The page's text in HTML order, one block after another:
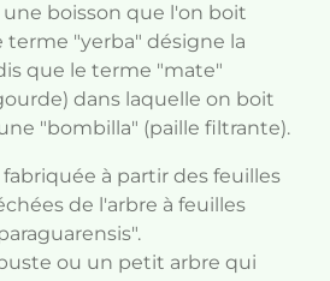
une boisson que l'on boit
"yerba" désigne la
que le terme "mate"
dans laquelle on boit
"bombilla" (paille filtrante).
à partir des feuilles
de l'arbre à feuilles
ou un petit arbre qui